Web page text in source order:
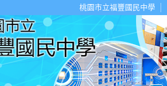
桃園市立福豐國民中學